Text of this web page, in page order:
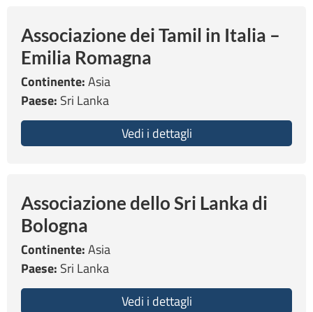
Associazione dei Tamil in Italia –
Emilia Romagna
Continente:Asia
Paese: Sri Lanka
Vedi i dettagli
Associazione dello Sri Lanka di
Bologna
Continente:Asia
Paese: Sri Lanka
Vedi i dettagli